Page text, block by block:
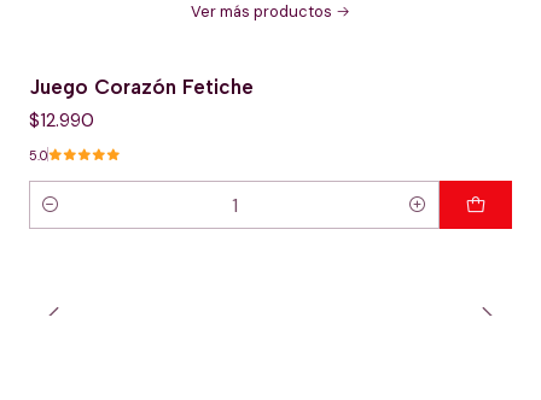
Ver más productos
Juego Corazón Fetiche
$12.990
5.0
Cantidad